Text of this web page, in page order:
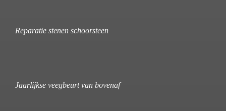
Reparatie stenen schoorsteen
Jaarlijkse veegbeurt van bovenaf